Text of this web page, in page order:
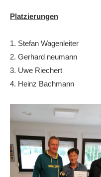
Platzierungen
1. Stefan Wagenleiter
2. Gerhard neumann
3. Uwe Riechert
4. Heinz Bachmann